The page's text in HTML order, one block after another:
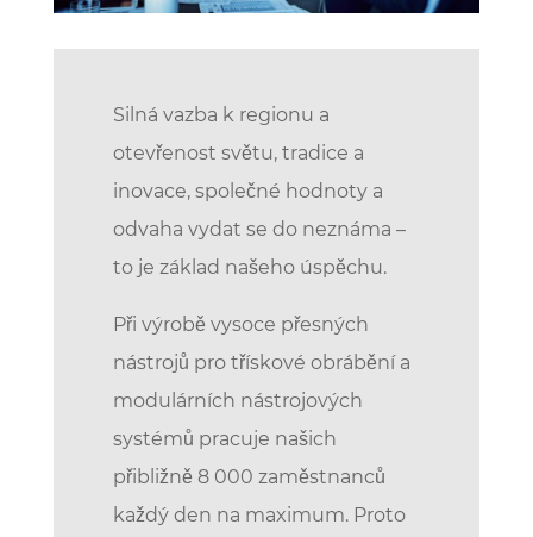
Silná vazba k regionu a
otevřenost světu, tradice a
inovace, společné hodnoty a
odvaha vydat se do neznáma –
to je základ našeho úspěchu.
Při výrobě vysoce přesných
nástrojů pro třískové obrábění a
modulárních nástrojových
systémů pracuje našich
přibližně 8 000 zaměstnanců
každý den na maximum. Proto